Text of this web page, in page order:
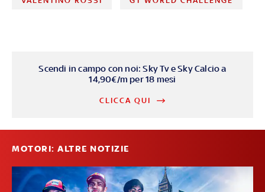
Scendi in campo con noi: Sky Tv e Sky Calcio a
14,90€/m per 18 mesi
CLICCA QUI
MOTORI: ALTRE NOTIZIE